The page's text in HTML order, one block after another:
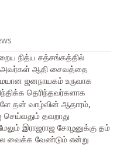
நித்ய சத்சங்கத்தில்
அவர்கள் ஆதி சைவத்தை
ஜனநாயகம் உருவாக
தெரிந்தவர்களாக
தன் வாழ்வின் ஆதாரம்,
செய்வதும் தவறாது
இராஜராஜ சோழனுக்கு தம்
வைக்க வேண்டும் என்று